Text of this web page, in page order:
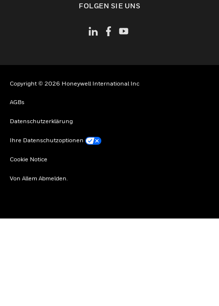
FOLGEN SIE UNS
Copyright © 2026 Honeywell International Inc
AGBs
Datenschutzerklärung
Ihre Datenschutzoptionen
Cookie Notice
Von Allem Abmelden.